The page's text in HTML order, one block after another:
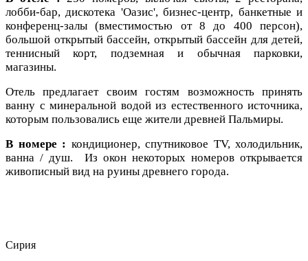
лобби-бар, дискотека 'Оазис', бизнес-центр, банкетные и
конференц-залы (вместимостью от 8 до 400 персон),
большой открытый бассейн, открытый бассейн для детей,
теннисный корт, подземная и обычная парковки,
магазины.
Отель предлагает своим гостям возможность принять
ванну с минеральной водой из естественного источника,
которым пользовались еще жители древней Пальмиры.
В номере : кондиционер, спутниковое TV, холодильник,
ванна / душ. Из окон некоторых номеров открывается
живописный вид на руины древнего города.
Сирия